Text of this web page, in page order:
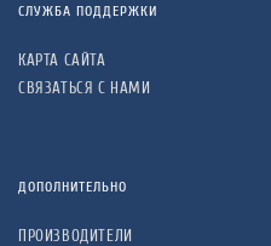
СЛУЖБА ПОДДЕРЖКИ
КАРТА САЙТА
СВЯЗАТЬСЯ С НАМИ
ДОПОЛНИТЕЛЬНО
ПРОИЗВОДИТЕЛИ